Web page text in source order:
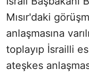
Mısır'daki
anlaşmasına
toplayıp İsrailli
ateşkes